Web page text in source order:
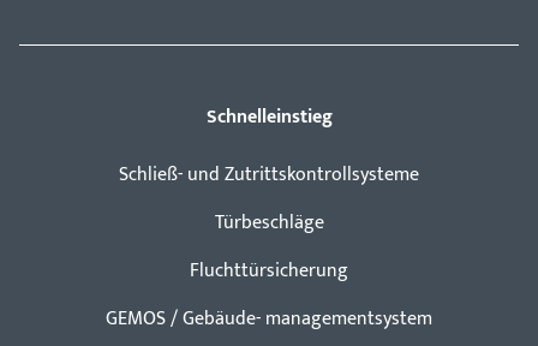
Schnelleinstieg
Schließ- und Zutrittskontrollsysteme
Türbeschläge
Fluchttürsicherung
GEMOS / Gebäude- managementsystem